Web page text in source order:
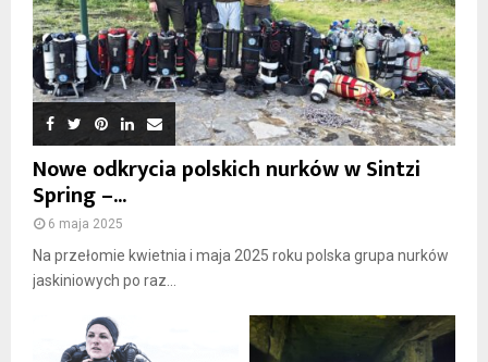
Nowe odkrycia polskich nurków w Sintzi
Spring –...
6 maja 2025
Na przełomie kwietnia i maja 2025 roku polska grupa nurków
jaskiniowych po raz...